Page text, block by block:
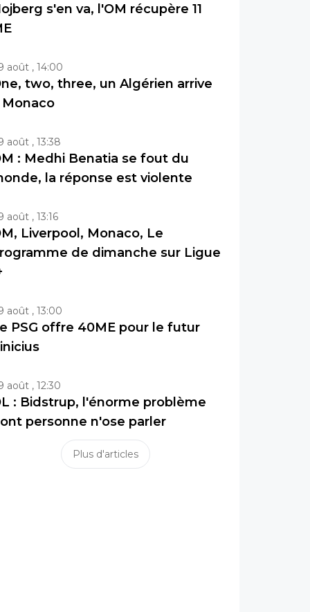
s'en va, l'OM récupère 11
août , 14:00
two, three, un Algérien arrive
Monaco
août , 13:38
: Medhi Benatia se fout du
la réponse est violente
août , 13:16
Liverpool, Monaco, Le
de dimanche sur Ligue
août , 13:00
PSG offre 40ME pour le futur
août , 12:30
: Bidstrup, l'énorme problème
personne n'ose parler
Plus d'articles